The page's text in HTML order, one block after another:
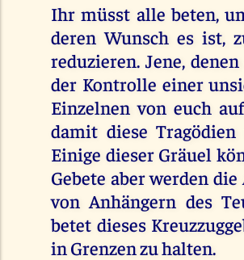
Ihr müsst alle beten,
deren Wunsch es ist,
reduzieren. Jene,
der Kontrolle einer
Einzelnen von euch
damit diese
Einige dieser Gräuel
Gebete aber werden
von Anhängern des
betet dieses
in Grenzen zu halten.